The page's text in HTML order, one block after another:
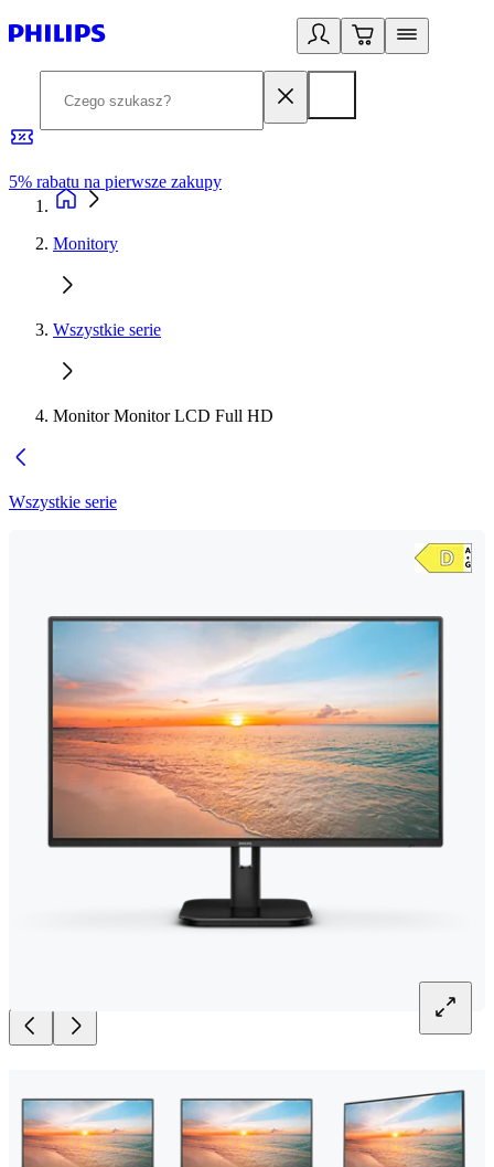
5% rabatu na pierwsze zakupy
Monitory
Wszystkie serie
Monitor Monitor LCD Full HD
Wszystkie serie